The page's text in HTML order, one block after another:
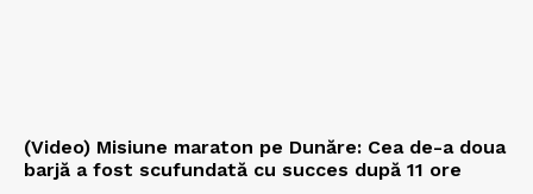
(Video) Misiune maraton pe Dunăre: Cea de-a doua
barjă a fost scufundată cu succes după 11 ore